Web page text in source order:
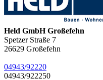
Held GmbH Großefehn
Spetzer Straße 7
26629 Großefehn
04943/92220
04943/922250